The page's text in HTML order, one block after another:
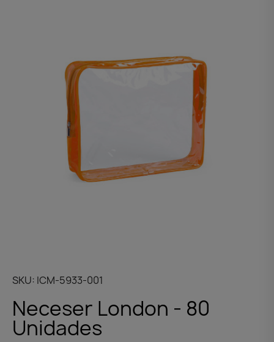
SKU ICM-5933-001
Neceser London - 80
Unidades